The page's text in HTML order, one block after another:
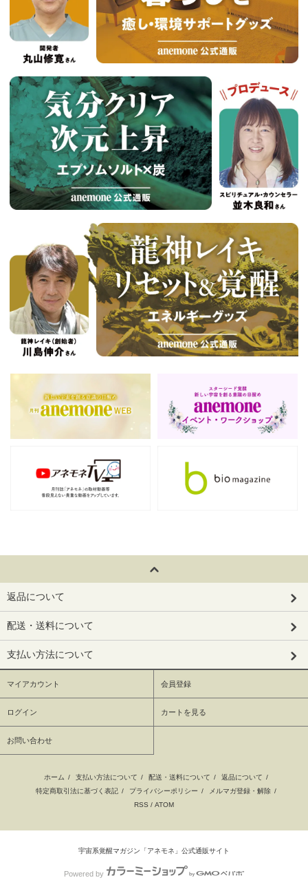
返品について
配送・送料について
支払い方法について
マイアカウント 会員登録
ログイン カートを見る
お問い合わせ
ホーム / 支払い方法について / 配送・送料について / 返品について /
特定商取引法に基づく表記 / プライバシーポリシー / メルマガ登録・解除 /
RSS / ATOM
宇宙系覚醒マガジン「アネモネ」公式通販サイト
Powered by